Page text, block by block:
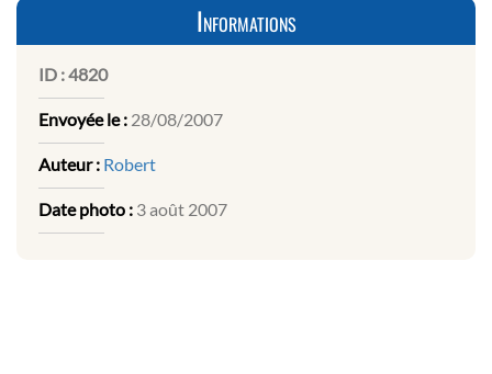
Informations
ID :4820
Envoyée le : 28/08/2007
Auteur : Robert
Date photo : 3 août 2007